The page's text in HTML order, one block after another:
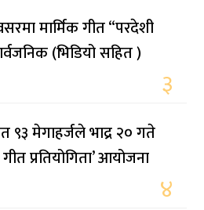
मार्मिक गीत “परदेशी
(भिडियो सहित )
३
९३ मेगाहर्जले भाद्र २० गते
प्रतियोगिता’ आयोजना
४